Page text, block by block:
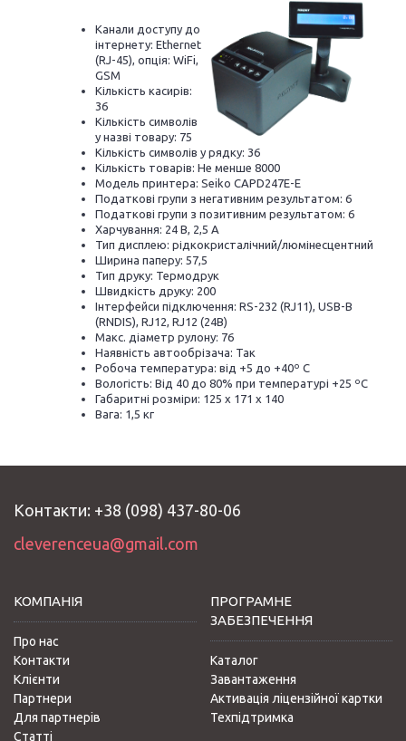
Канали доступу до
інтернету: Ethernet
(RJ-45), опція: WiFi,
GSM
Кількість касирів:
36
Кількість символів
у назві товару: 75
Кількість символів у рядку: 36
Кількість товарів: Не менше 8000
Модель принтера: Seiko CAPD247E-E
Податкові групи з негативним результатом: 6
Податкові групи з позитивним результатом: 6
Харчування: 24 В, 2,5 А
Тип дисплею: ​​рідкокристалічний/люмінесцентний
Ширина паперу: 57,5
Тип друку: Термодрук
Швидкість друку: 200
Інтерфейси підключення: RS-232 (RJ11), USB-В
(RNDIS), RJ12, RJ12 (24В)
Макс. діаметр рулону: 76
Наявність автообрізача: Так
Робоча температура: від +5 до +40º С
Вологість: Від 40 до 80% при температурі +25 ºС
Габаритні розміри: 125 х 171 х 140
Вага: 1,5 кг
Контакти: +38 (098) 437-80-06
cleverenceua@gmail.com
КОМПАНІЯ
Про нас
Контакти
Клієнти
Партнери
Для партнерів
Статті
ПРОГРАМНЕ
ЗАБЕЗПЕЧЕННЯ
Каталог
Завантаження
Активація ліцензійної картки
Техпідтримка